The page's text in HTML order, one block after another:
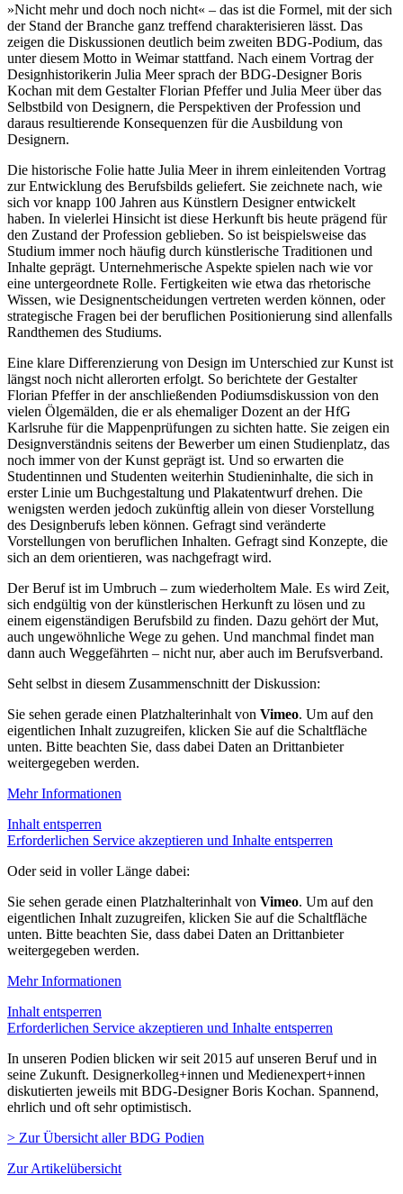
»Nicht mehr und doch noch nicht« – das ist die Formel, mit der sich
der Stand der Branche ganz treffend charakterisieren lässt. Das
zeigen die Diskussionen deutlich beim zweiten BDG-Podium, das
unter diesem Motto in Weimar stattfand. Nach einem Vortrag der
Designhistorikerin Julia Meer sprach der BDG-Designer Boris
Kochan mit dem Gestalter Florian Pfeffer und Julia Meer über das
Selbstbild von Designern, die Perspektiven der Profession und
daraus resultierende Konsequenzen für die Ausbildung von
Designern.
Die historische Folie hatte Julia Meer in ihrem einleitenden Vortrag
zur Entwicklung des Berufsbilds geliefert. Sie zeichnete nach, wie
sich vor knapp 100 Jahren aus Künstlern Designer entwickelt
haben. In vielerlei Hinsicht ist diese Herkunft bis heute prägend für
den Zustand der Profession geblieben. So ist beispielsweise das
Studium immer noch häufig durch künstlerische Traditionen und
Inhalte geprägt. Unternehmerische Aspekte spielen nach wie vor
eine untergeordnete Rolle. Fertigkeiten wie etwa das rhetorische
Wissen, wie Designentscheidungen vertreten werden können, oder
strategische Fragen bei der beruflichen Positionierung sind allenfalls
Randthemen des Studiums.
Eine klare Differenzierung von Design im Unterschied zur Kunst ist
längst noch nicht allerorten erfolgt. So berichtete der Gestalter
Florian Pfeffer in der anschließenden Podiumsdiskussion von den
vielen Ölgemälden, die er als ehemaliger Dozent an der HfG
Karlsruhe für die Mappenprüfungen zu sichten hatte. Sie zeigen ein
Designverständnis seitens der Bewerber um einen Studienplatz, das
noch immer von der Kunst geprägt ist. Und so erwarten die
Studentinnen und Studenten weiterhin Studieninhalte, die sich in
erster Linie um Buchgestaltung und Plakatentwurf drehen. Die
wenigsten werden jedoch zukünftig allein von dieser Vorstellung
des Designberufs leben können. Gefragt sind veränderte
Vorstellungen von beruflichen Inhalten. Gefragt sind Konzepte, die
sich an dem orientieren, was nachgefragt wird.
Der Beruf ist im Umbruch – zum wiederholtem Male. Es wird Zeit,
sich endgültig von der künstlerischen Herkunft zu lösen und zu
einem eigenständigen Berufsbild zu finden. Dazu gehört der Mut,
auch ungewöhnliche Wege zu gehen. Und manchmal findet man
dann auch Weggefährten – nicht nur, aber auch im Berufsverband.
Seht selbst in diesem Zusammenschnitt der Diskussion:
Sie sehen gerade einen Platzhalterinhalt von Vimeo. Um auf den
eigentlichen Inhalt zuzugreifen, klicken Sie auf die Schaltfläche
unten. Bitte beachten Sie, dass dabei Daten an Drittanbieter
weitergegeben werden.
Mehr Informationen
Inhalt entsperren
Erforderlichen Service akzeptieren und Inhalte entsperren
Oder seid in voller Länge dabei:
Sie sehen gerade einen Platzhalterinhalt von Vimeo. Um auf den
eigentlichen Inhalt zuzugreifen, klicken Sie auf die Schaltfläche
unten. Bitte beachten Sie, dass dabei Daten an Drittanbieter
weitergegeben werden.
Mehr Informationen
Inhalt entsperren
Erforderlichen Service akzeptieren und Inhalte entsperren
In unseren Podien blicken wir seit 2015 auf unseren Beruf und in
seine Zukunft. Designerkolleg+innen und Medienexpert+innen
diskutierten jeweils mit BDG-Designer Boris Kochan. Spannend,
ehrlich und oft sehr optimistisch.
> Zur Übersicht aller BDG Podien
Zur Artikelübersicht